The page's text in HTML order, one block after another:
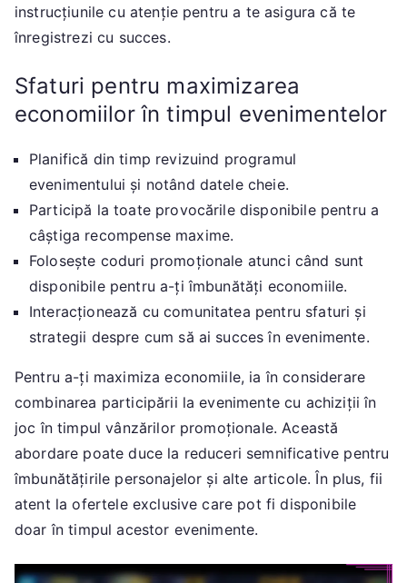
instrucțiunile cu atenție pentru a te asigura că te
înregistrezi cu succes.
Sfaturi pentru maximizarea
economiilor în timpul evenimentelor
Planifică din timp revizuind programul
evenimentului și notând datele cheie.
Participă la toate provocările disponibile pentru a
câștiga recompense maxime.
Folosește coduri promoționale atunci când sunt
disponibile pentru a-ți îmbunătăți economiile.
Interacționează cu comunitatea pentru sfaturi și
strategii despre cum să ai succes în evenimente.
Pentru a-ți maximiza economiile, ia în considerare
combinarea participării la evenimente cu achiziții în
joc în timpul vânzărilor promoționale. Această
abordare poate duce la reduceri semnificative pentru
îmbunătățirile personajelor și alte articole. În plus, fii
atent la ofertele exclusive care pot fi disponibile
doar în timpul acestor evenimente.